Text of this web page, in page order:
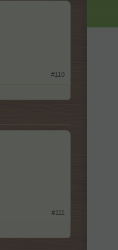
#110
#111